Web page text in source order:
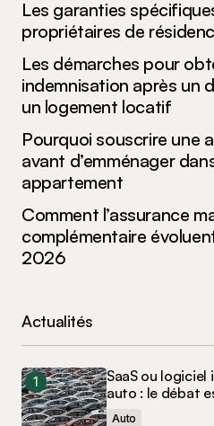
Les garanties
propriétaires de
Les démarches pour
indemnisation après un
un logement locatif
Pourquoi souscrire une
avant d’emménager
appartement
Comment l’assurance
complémentaire
2026
Actualités
SaaS ou
auto : le débat
Auto